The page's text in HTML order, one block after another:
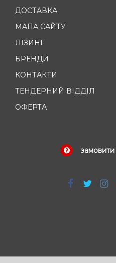
ДОСТАВКА
МАПА САЙТУ
ЛІЗИНГ
БРЕНДИ
КОНТАКТИ
ТЕНДЕРНИЙ ВІДДІЛ
ОФЕРТА
замовити